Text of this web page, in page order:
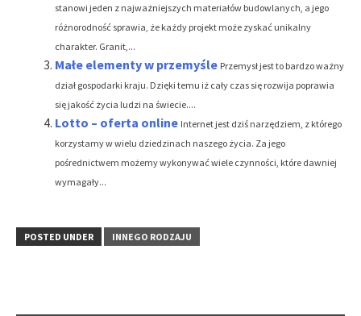
stanowi jeden z najważniejszych materiałów budowlanych, a jego
różnorodność sprawia, że każdy projekt może zyskać unikalny
charakter. Granit,...
Małe elementy w przemyśle Przemysł jest to bardzo ważny
dział gospodarki kraju. Dzięki temu iż cały czas się rozwija poprawia
się jakość życia ludzi na świecie....
Lotto – oferta online Internet jest dziś narzędziem, z którego
korzystamy w wielu dziedzinach naszego życia. Za jego
pośrednictwem możemy wykonywać wiele czynności, które dawniej
wymagały...
POSTED UNDER INNEGO RODZAJU